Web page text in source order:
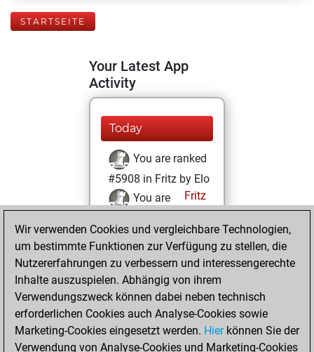
STARTSEITE
Your Latest App
Activity
Today
You are ranked
#5908 in Fritz by Elo
Fritz
You are
Fritz Beauty
Dienstag, Januar
4, 2022
You won
against Fritz
Fritz
Wir verwenden Cookies und vergleichbare Technologien,
um bestimmte Funktionen zur Verfügung zu stellen, die
Nutzererfahrungen zu verbessern und interessengerechte
Inhalte auszuspielen. Abhängig von ihrem
Verwendungszweck können dabei neben technisch
erforderlichen Cookies auch Analyse-Cookies sowie
Marketing-Cookies eingesetzt werden. Hierkönnen Sie der
Verwendung von Analyse-Cookies und Marketing-Cookies